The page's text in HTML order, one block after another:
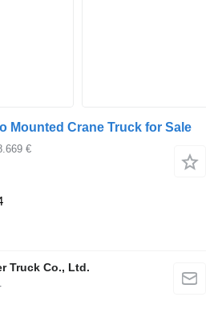
Mounted Crane Truck for Sale
€
Truck Co., Ltd.